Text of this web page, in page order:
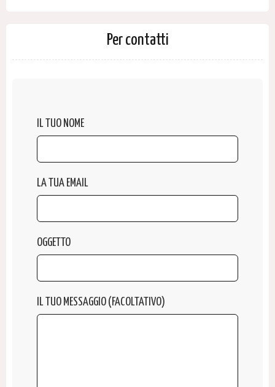
Per contatti
IL TUO NOME
LA TUA EMAIL
OGGETTO
IL TUO MESSAGGIO (FACOLTATIVO)